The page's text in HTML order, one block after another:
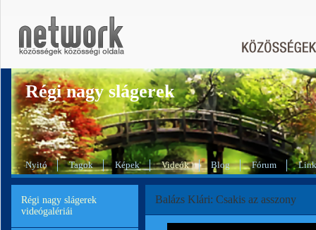
Régi nagy slágerek
Nyitó Tagok Képek Videók Blog Fórum
Régi nagy slágerek
videógalériái
Balázs Klári: Csakis az asszony